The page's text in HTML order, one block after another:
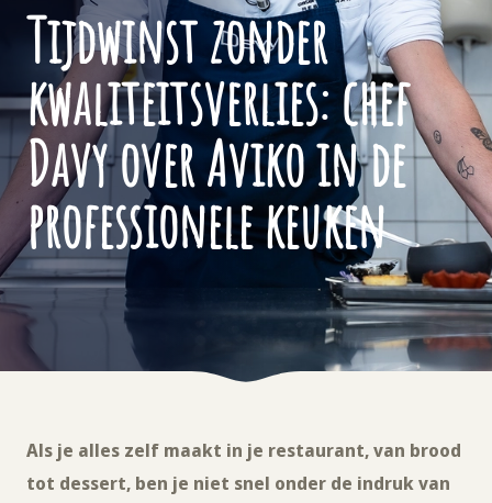
Tijdwinst zonder
kwaliteitsverlies: chef
Davy over Aviko in de
professionele keuken
Als je alles zelf maakt in je restaurant, van brood
tot dessert, ben je niet snel onder de indruk van